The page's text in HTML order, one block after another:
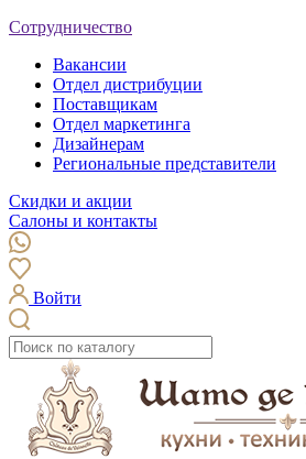
Сотрудничество
Вакансии
Отдел дистрибуции
Поставщикам
Отдел маркетинга
Дизайнерам
Региональные представители
Скидки и акции
Салоны и контакты
Войти